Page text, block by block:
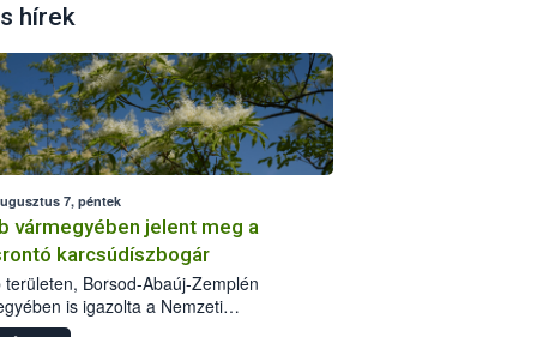
hírek
7, péntek
vármegyében jelent meg a
karcsúdíszbogár
területen, Borsod-Abaúj-Zemplén
is igazolta a Nemzeti
biztonsági Hivatal (Nébih) a